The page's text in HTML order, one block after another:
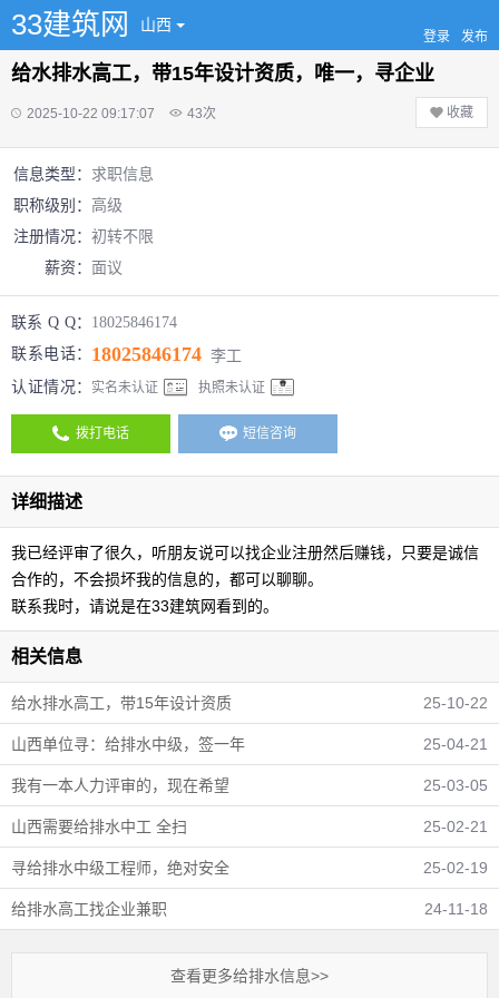
33建筑网 山西
登录 发布
给水排水高工，带15年设计资质，唯一，寻企业
2025-10-22 09:17:07 43次 收藏
信息类型： 求职信息
职称级别： 高级
注册情况： 初转不限
薪资： 面议
联系 Q Q： 18025846174
联系电话： 18025846174 李工
认证情况：
实名未认证 执照未认证
拨打电话 短信咨询
详细描述
我已经评审了很久，听朋友说可以找企业注册然后赚钱，只要是诚信
合作的，不会损坏我的信息的，都可以聊聊。
联系我时，请说是在33建筑网看到的。
相关信息
给水排水高工，带15年设计资质 25-10-22
山西单位寻：给排水中级，签一年 25-04-21
我有一本人力评审的，现在希望 25-03-05
山西需要给排水中工 全扫 25-02-21
寻给排水中级工程师，绝对安全 25-02-19
给排水高工找企业兼职 24-11-18
查看更多给排水信息>>